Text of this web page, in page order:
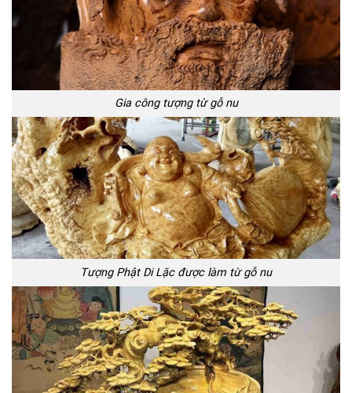
Gia công tượng từ gỗ nu
Tượng Phật Di Lặc được làm từ gỗ nu